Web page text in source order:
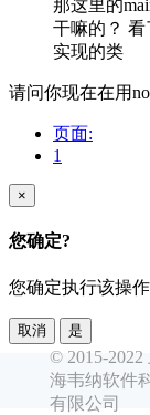
那这里的
干嘛的？ 看
实现的类
请问你现在在用
页面:
1
×
您确定?
您确定执行该操
取消 是
© 2015-2022
海韦纳软件
有限公司